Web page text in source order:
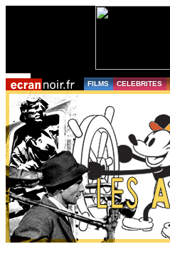
FILMS CELEBRITES